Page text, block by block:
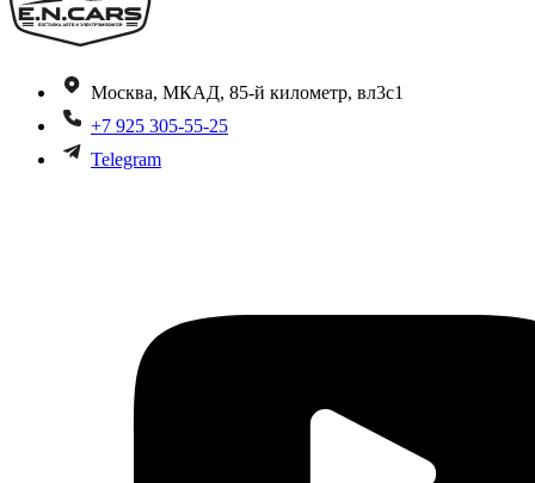
Москва, МКАД, 85-й километр, вл3с1
+7 925 305-55-25
Telegram